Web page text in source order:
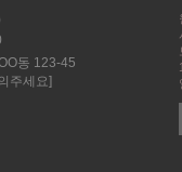
동 123-45
주세요]